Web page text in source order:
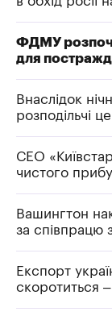
ФДМУ
для
Внаслідок
розподільчі
СЕО
чистого
Вашингтон
за співпрацю
Експорт
скоротиться